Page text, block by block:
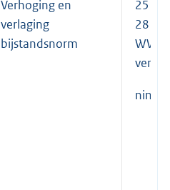
Verhoging en
verlaging
bijstandsnorm
25 t/
28
WWB
ning